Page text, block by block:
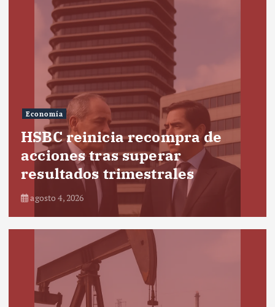
Economía
HSBC reinicia recompra de
acciones tras superar
resultados trimestrales
agosto 4, 2026